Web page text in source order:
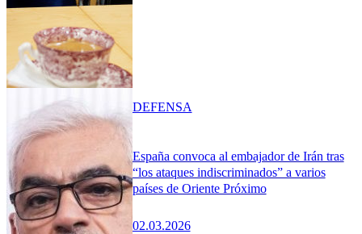
España convoca al embajador de Irán tras
“los ataques indiscriminados” a varios
países de Oriente Próximo
02.03.2026
DEFENSA